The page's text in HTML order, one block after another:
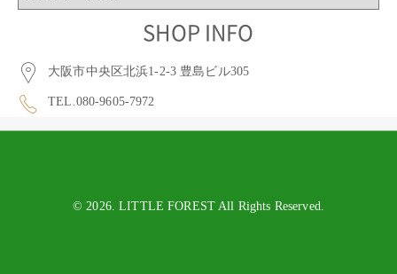
CATEGORY
SHOP INFO
大阪市中央区北浜1-2-3 豊島ビル305
TEL.080-9605-7972
© 2026. LITTLE FOREST All Rights Reserved.